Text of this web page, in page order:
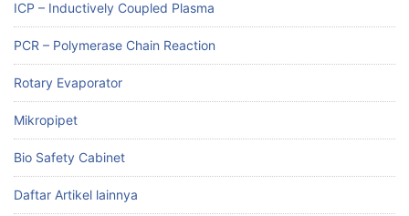
ICP – Inductively Coupled Plasma
PCR – Polymerase Chain Reaction
Rotary Evaporator
Mikropipet
Bio Safety Cabinet
Daftar Artikel lainnya